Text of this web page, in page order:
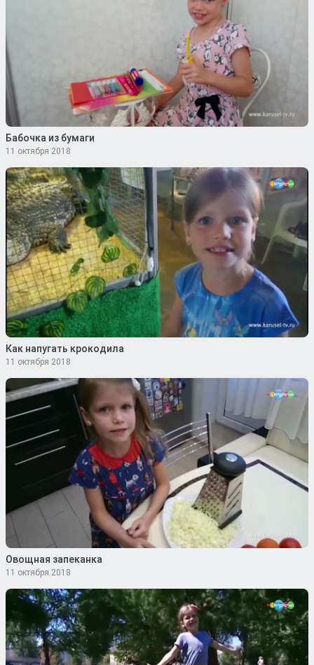
Бабочка из бумаги
11 октября 2018
Как напугать крокодила
11 октября 2018
Овощная запеканка
11 октября 2018